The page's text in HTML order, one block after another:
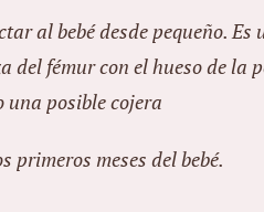
al bebé desde pequeño.
fémur con el hueso de la
una posible cojera
meses del bebé.